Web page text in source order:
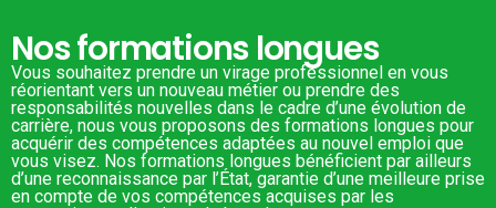
Nos formations longues
Vous souhaitez prendre un virage professionnel en vous
réorientant vers un nouveau métier ou prendre des
responsabilités nouvelles dans le cadre d’une évolution de
carrière, nous vous proposons des formations longues pour
acquérir des compétences adaptées au nouvel emploi que
vous visez. Nos formations longues bénéficient par ailleurs
d’une reconnaissance par l’État, garantie d’une meilleure prise
en compte de vos compétences acquises par les